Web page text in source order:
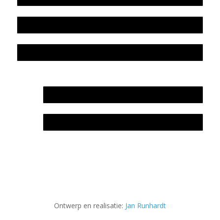
Ontwerp en realisatie: Jan Runhardt